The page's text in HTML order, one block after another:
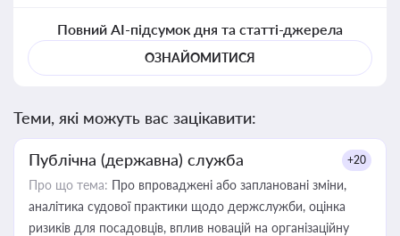
Повний AI-підсумок дня та статті-джерела
ОЗНАЙОМИТИСЯ
Теми, які можуть вас зацікавити:
Публічна (державна) служба +20
Про що тема: Про впроваджені або заплановані зміни,
аналітика судової практики щодо держслужби, оцінка
ризиків для посадовців, вплив новацій на організаційну